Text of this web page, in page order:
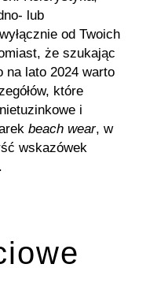
lub
od Twoich
że szukając
na lato 2024 warto
które
i
beach wear, w
wskazówek